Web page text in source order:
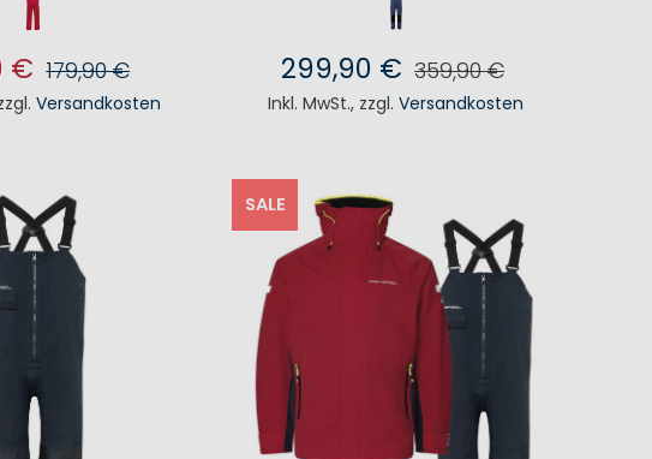
€ 179,90 €
Versandkosten
299,90 € 359,90 €
Inkl. MwSt., zzgl.Versandkosten
SALE